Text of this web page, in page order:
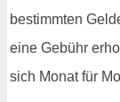
bestimmten
eine Gebühr
sich Monat für